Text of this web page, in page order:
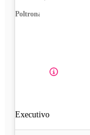
Poltrona
Executivo